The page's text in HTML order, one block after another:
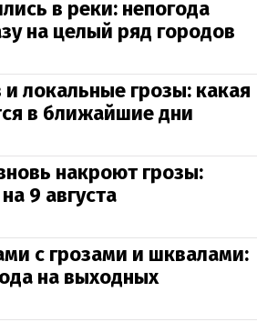
в реки: непогода
на целый ряд городов
и локальные грозы: какая
в ближайшие дни
накроют грозы:
9 августа
с грозами и шквалами:
на выходных